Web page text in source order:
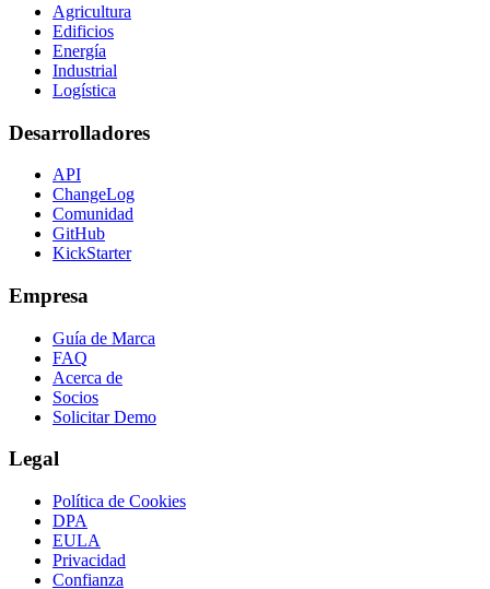
Agricultura
Edificios
Energía
Industrial
Logística
Desarrolladores
API
ChangeLog
Comunidad
GitHub
KickStarter
Empresa
Guía de Marca
FAQ
Acerca de
Socios
Solicitar Demo
Legal
Política de Cookies
DPA
EULA
Privacidad
Confianza